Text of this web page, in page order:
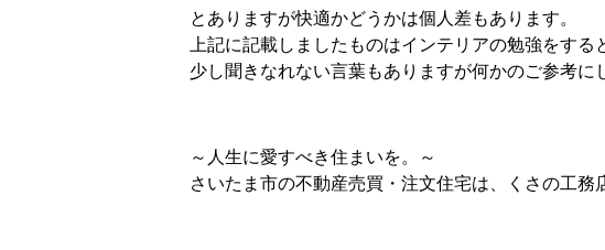
とありますが快適かどうかは個人差もあります。
上記に記載しましたものはインテリアの勉強をする
少し聞きなれない言葉もありますが何かのご参考に
～人生に愛すべき住まいを。～
さいたま市の不動産売買・注文住宅は、くさの工務